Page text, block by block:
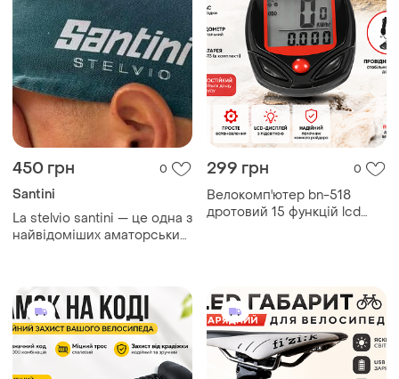
450 грн 0
Santini
La stelvio santini — це одна з
найвідоміших аматорських
італійському місті борміо
299 грн 0
Велокомп'ютер bn-518
дротовий 15 функцій lcd